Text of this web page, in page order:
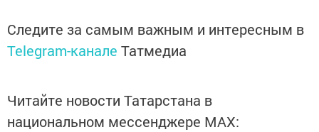
Следите за самым важным и интересным в
Telegram-канале Татмедиа
Читайте новости Татарстана в
национальном мессенджере MАХ: